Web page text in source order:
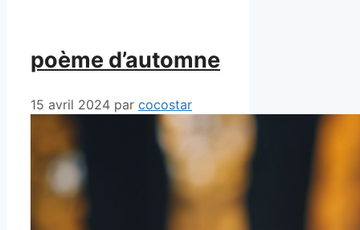
poème d’automne
15 avril 2024 par cocostar